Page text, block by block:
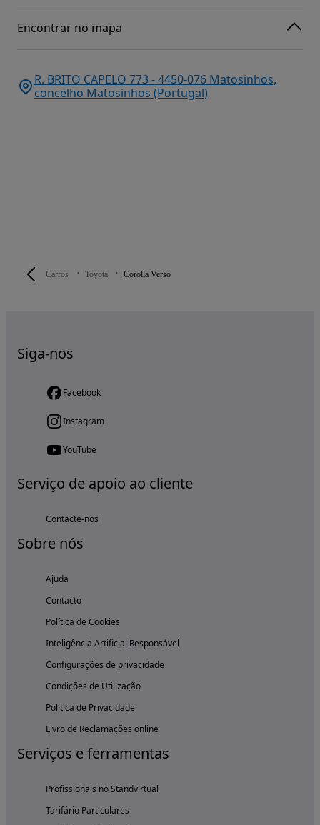
Carros Toyota Corolla Verso
Encontrar no mapa
R. BRITO CAPELO 773 - 4450-076 Matosinhos,
concelho Matosinhos (Portugal)
Siga-nos
Facebook
Instagram
YouTube
Serviço de apoio ao cliente
Contacte-nos
Sobre nós
Ajuda
Contacto
Política de Cookies
Inteligência Artificial Responsável
Configurações de privacidade
Condições de Utilização
Política de Privacidade
Livro de Reclamações online
Serviços e ferramentas
Profissionais no Standvirtual
Tarifário Particulares